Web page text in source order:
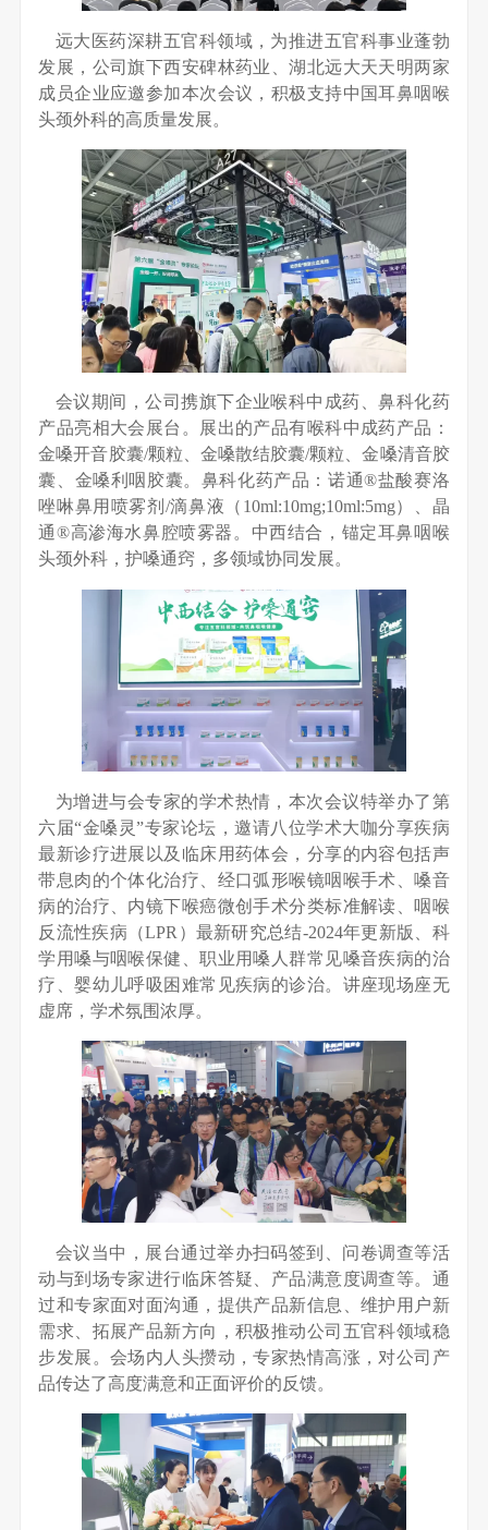
远大医药深耕五官科领域，为推进五官科事业蓬勃
发展，公司旗下西安碑林药业、湖北远大天天明两家
成员企业应邀参加本次会议，积极支持中国耳鼻咽喉
头颈外科的高质量发展。
会议期间，公司携旗下企业喉科中成药、鼻科化药
产品亮相大会展台。展出的产品有喉科中成药产品：
金嗓开音胶囊/颗粒、金嗓散结胶囊/颗粒、金嗓清音胶
囊、金嗓利咽胶囊。鼻科化药产品：诺通®盐酸赛洛
唑啉鼻用喷雾剂/滴鼻液（10ml:10mg;10ml:5mg）、晶
通®高渗海水鼻腔喷雾器。中西结合，锚定耳鼻咽喉
头颈外科，护嗓通窍，多领域协同发展。
为增进与会专家的学术热情，本次会议特举办了第
六届“金嗓灵”专家论坛，邀请八位学术大咖分享疾病
最新诊疗进展以及临床用药体会，分享的内容包括声
带息肉的个体化治疗、经口弧形喉镜咽喉手术、嗓音
病的治疗、内镜下喉癌微创手术分类标准解读、咽喉
反流性疾病（LPR）最新研究总结-2024年更新版、科
学用嗓与咽喉保健、职业用嗓人群常见嗓音疾病的治
疗、婴幼儿呼吸困难常见疾病的诊治。讲座现场座无
虚席，学术氛围浓厚。
会议当中，展台通过举办扫码签到、问卷调查等活
动与到场专家进行临床答疑、产品满意度调查等。通
过和专家面对面沟通，提供产品新信息、维护用户新
需求、拓展产品新方向，积极推动公司五官科领域稳
步发展。会场内人头攒动，专家热情高涨，对公司产
品传达了高度满意和正面评价的反馈。